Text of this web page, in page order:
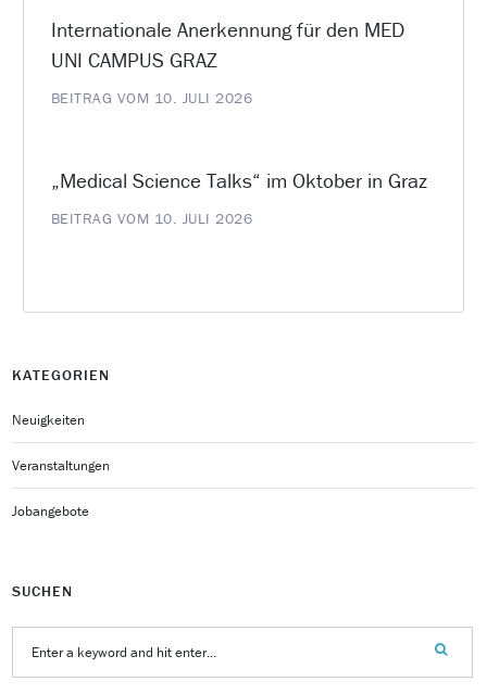
Internationale Anerkennung für den MED
UNI CAMPUS GRAZ
BEITRAG VOM 10. JULI 2026
„Medical Science Talks“ im Oktober in Graz
BEITRAG VOM 10. JULI 2026
KATEGORIEN
Neuigkeiten
Veranstaltungen
Jobangebote
SUCHEN